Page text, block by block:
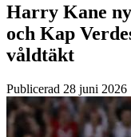
Harry Kane
och Kap
våldtäkt
Publicerad 28 juni 2026